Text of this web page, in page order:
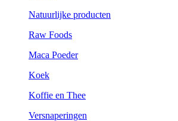
Natuurlijke producten
Raw Foods
Maca Poeder
Koek
Koffie en Thee
Versnaperingen